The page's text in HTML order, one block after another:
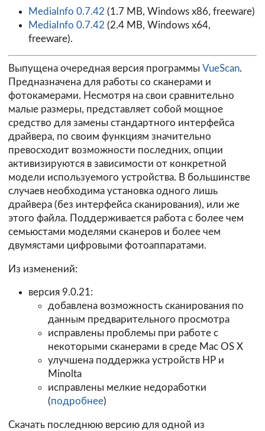
MediaInfo 0.7.42 (1.7 MB, Windows x86, freeware)
MediaInfo 0.7.42 (2.4 MB, Windows x64,
freeware).
Выпущена очередная версия программы VueScan.
Предназначена для работы со сканерами и
фотокамерами. Несмотря на свои сравнительно
малые размеры, представляет собой мощное
средство для замены стандартного интерфейса
драйвера, по своим функциям значительно
превосходит возможности последних, опции
активизируются в зависимости от конкретной
модели используемого устройства. В большинстве
случаев необходима установка одного лишь
драйвера (без интерфейса сканирования), или же
этого файла. Поддерживается работа с более чем
семьюстами моделями сканеров и более чем
двумястами цифровыми фотоаппаратами.
Из изменений:
версия 9.0.21:
добавлена возможность сканирования по
данным предварительного просмотра
исправлены проблемы при работе с
некоторыми сканерами в среде Mac OS X
улучшена поддержка устройств HP и
Minolta
исправлены мелкие недоработки
(подробнее)
Скачать последнюю версию для одной из